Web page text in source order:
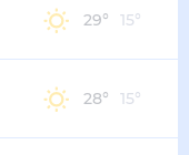
29° 15°
28° 15°